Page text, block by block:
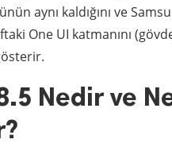
aynı kaldığını ve
One UI katmanını
Nedir ve